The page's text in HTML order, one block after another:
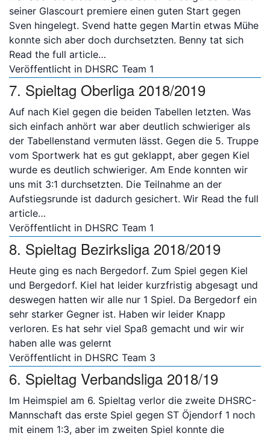
Jugend
Sponsoren
Bitte anmelden
seiner Glascourt premiere einen guten Start gegen
Sven hingelegt. Svend hatte gegen Martin etwas Mühe
konnte sich aber doch durchsetzten. Benny tat sich
Read the full article…
Veröffentlicht in DHSRC Team 1
7. Spieltag Oberliga 2018/2019
Auf nach Kiel gegen die beiden Tabellen letzten. Was
sich einfach anhört war aber deutlich schwieriger als
der Tabellenstand vermuten lässt. Gegen die 5. Truppe
vom Sportwerk hat es gut geklappt, aber gegen Kiel
wurde es deutlich schwieriger. Am Ende konnten wir
uns mit 3:1 durchsetzten. Die Teilnahme an der
Aufstiegsrunde ist dadurch gesichert. Wir Read the full
article…
Veröffentlicht in DHSRC Team 1
8. Spieltag Bezirksliga 2018/2019
Heute ging es nach Bergedorf. Zum Spiel gegen Kiel
und Bergedorf. Kiel hat leider kurzfristig abgesagt und
deswegen hatten wir alle nur 1 Spiel. Da Bergedorf ein
sehr starker Gegner ist. Haben wir leider Knapp
verloren. Es hat sehr viel Spaß gemacht und wir wir
haben alle was gelernt
Veröffentlicht in DHSRC Team 3
6. Spieltag Verbandsliga 2018/19
Im Heimspiel am 6. Spieltag verlor die zweite DHSRC-
Mannschaft das erste Spiel gegen ST Öjendorf 1 noch
mit einem 1:3, aber im zweiten Spiel konnte die